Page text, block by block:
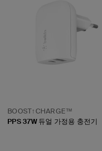
BOOST↑CHARGE™
PPS 37W 듀얼 가정용 충전기